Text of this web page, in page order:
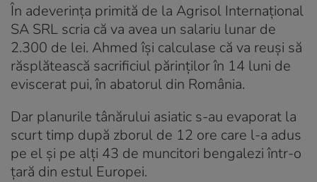
În adeverința primită de la Agrisol Internațional
SA SRL scria că va avea un salariu lunar de
2.300 de lei. Ahmed își calculase că va reuși să
răsplătească sacrificiul părinților în 14 luni de
eviscerat pui, în abatorul din România.
Dar planurile tânărului asiatic s-au evaporat la
scurt timp după zborul de 12 ore care l-a adus
pe el și pe alți 43 de muncitori bengalezi într-o
țară din estul Europei.